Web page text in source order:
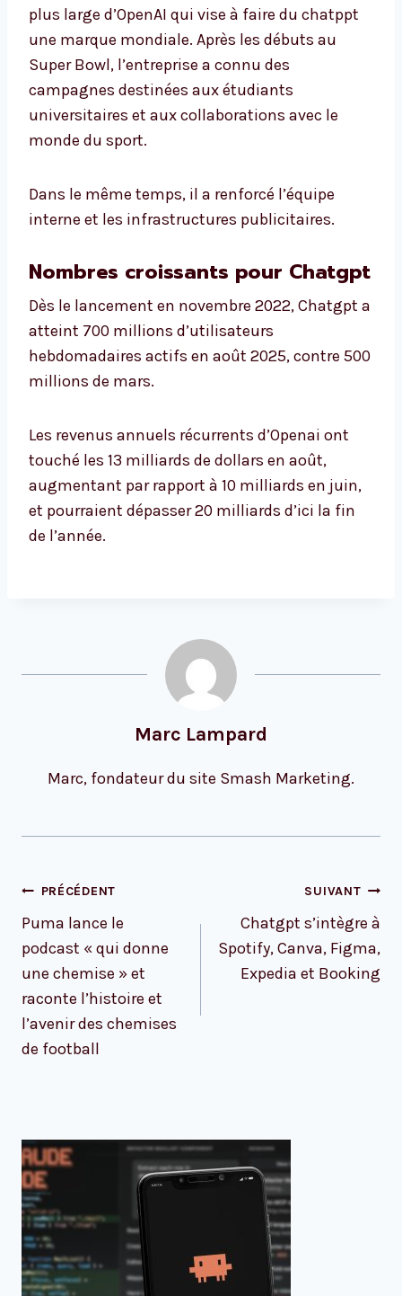
plus large d’OpenAI qui vise à faire du chatppt
une marque mondiale. Après les débuts au
Super Bowl, l’entreprise a connu des
campagnes destinées aux étudiants
universitaires et aux collaborations avec le
monde du sport.
Dans le même temps, il a renforcé l’équipe
interne et les infrastructures publicitaires.
Nombres croissants pour Chatgpt
Dès le lancement en novembre 2022, Chatgpt a
atteint 700 millions d’utilisateurs
hebdomadaires actifs en août 2025, contre 500
millions de mars.
Les revenus annuels récurrents d’Openai ont
touché les 13 milliards de dollars en août,
augmentant par rapport à 10 milliards en juin,
et pourraient dépasser 20 milliards d’ici la fin
de l’année.
Marc Lampard
Marc, fondateur du site Smash Marketing.
Navigation
l’article
PRÉCÉDENT
Puma lance le
podcast « qui donne
une chemise » et
raconte l’histoire et
l’avenir des chemises
de football
SUIVANT
Chatgpt s’intègre à
Spotify, Canva, Figma,
Expedia et Booking